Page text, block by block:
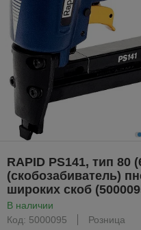
RAPID PS141, тип 80
(скобозабиватель)
широких скоб
В наличии
Код: 5000095
Розница